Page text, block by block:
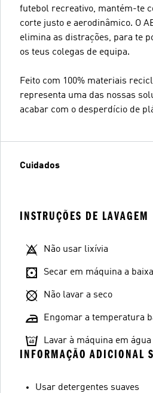
futebol recreativo, mantém-te
corte justo e aerodinâmico. O
elimina as distrações, para te
os teus colegas de equipa.
Feito com 100% materiais
representa uma das nossas
acabar com o desperdício de
Cuidados
INSTRUÇÕES DE LAVAGEM
Não usar lixívia
Secar em máquina a
Não lavar a seco
Engomar a temperatura
Lavar à máquina em
INFORMAÇÃO ADICIONAL
Usar detergentes suaves